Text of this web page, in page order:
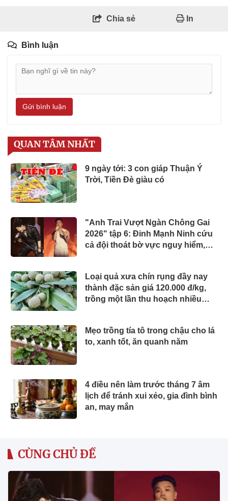
Chia sẻ In
Bình luận
Gửi bình luận
QUAN TÂM NHẤT
9 ngày tới: 3 con giáp Thuận Ý
Trời, Tiền Đè giàu có
"Anh Trai Vượt Ngàn Chông Gai
2026" tập 6: Đinh Mạnh Ninh cứu
cả đội thoát bờ vực nguy hiểm,
Loại quả xưa chín rụng đầy nay
thành đặc sản giá 120.000 đ/kg,
trồng một lần thu hoạch nhiều
Mẹo trồng tía tô trong chậu cho lá
to, xanh tốt, ăn quanh năm
4 điều nên làm trước tháng 7 âm
lịch để tránh xui xẻo, gia đình bình
an, may mắn
CÙNG CHỦ ĐỀ